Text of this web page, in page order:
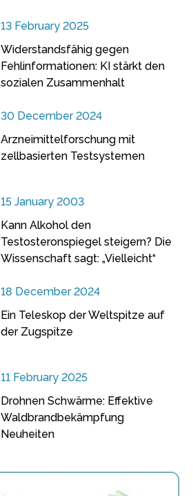
13 February 2025
Widerstandsfähig gegen
Fehlinformationen: KI stärkt den
sozialen Zusammenhalt
30 December 2024
Arzneimittelforschung mit
zellbasierten Testsystemen
15 January 2003
Kann Alkohol den
Testosteronspiegel steigern? Die
Wissenschaft sagt: „Vielleicht“
18 December 2024
Ein Teleskop der Weltspitze auf
der Zugspitze
11 February 2025
Drohnen Schwärme: Effektive
Waldbrandbekämpfung
Neuheiten